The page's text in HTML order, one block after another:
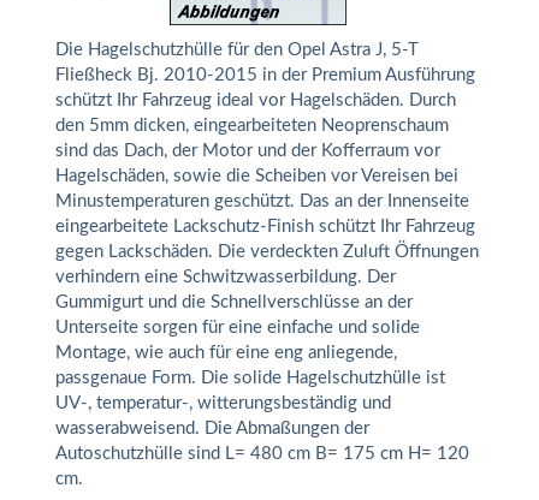
Die Hagelschutzhülle für den Opel Astra J, 5-T
Fließheck Bj. 2010-2015 in der Premium Ausführung
schützt Ihr Fahrzeug ideal vor Hagelschäden. Durch
den 5mm dicken, eingearbeiteten Neoprenschaum
sind das Dach, der Motor und der Kofferraum vor
Hagelschäden, sowie die Scheiben vor Vereisen bei
Minustemperaturen geschützt. Das an der Innenseite
eingearbeitete Lackschutz-Finish schützt Ihr Fahrzeug
gegen Lackschäden. Die verdeckten Zuluft Öffnungen
verhindern eine Schwitzwasserbildung. Der
Gummigurt und die Schnellverschlüsse an der
Unterseite sorgen für eine einfache und solide
Montage, wie auch für eine eng anliegende,
passgenaue Form. Die solide Hagelschutzhülle ist
UV-, temperatur-, witterungsbeständig und
wasserabweisend. Die Abmaßungen der
Autoschutzhülle sind L= 480 cm B= 175 cm H= 120
cm.